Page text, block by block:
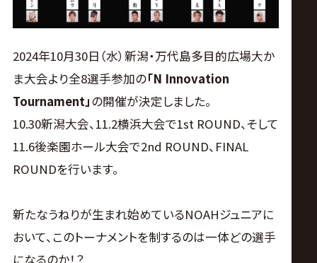
ン
グ・
ノ
ア
公
式
サ
2024年10月30日（水）新潟・万代島多目的広場大か
ま大会より全8選手参加の「N Innovation
Tournament」の開催が決定しました。
10.30新潟大会、11.2横浜大会で1st ROUND、そして
11.6後楽園ホール大会で2nd ROUND、FINAL
ROUNDを行います。
新たなうねりが生まれ始めているNOAHジュニアに
おいて、このトーナメントを制するのは一体どの選手
になるのか！？